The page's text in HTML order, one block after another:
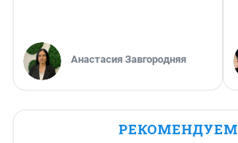
Анастасия Завгородняя
РЕКОМЕНДУЕМ